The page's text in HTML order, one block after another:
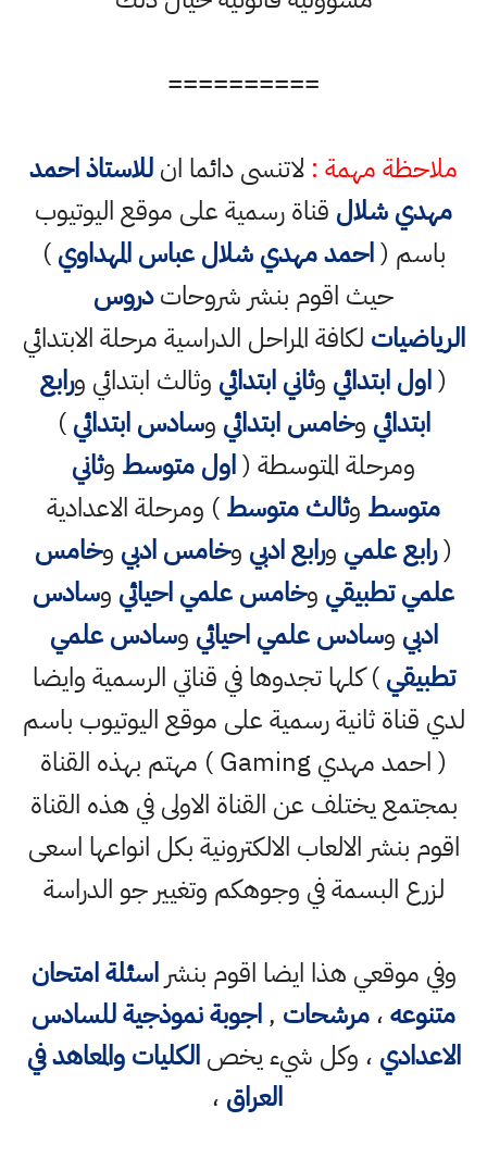
==========
ملاحظة مهمة : لاتنسى دائما انللاستاذ احمد
مهدي شلال قناة رسمية على موقع اليوتيوب
باسم (احمد مهدي شلال عباس المهداوي)
حيث اقوم بنشر شروحاتدروس
الرياضيات لكافة المراحل الدراسية مرحلة الابتدائي
(اول ابتدائي وثاني ابتدائي وثالث ابتدائي ورابع
ابتدائي وخامس ابتدائي وسادس ابتدائي)
ومرحلة المتوسطة (اول متوسط وثاني
متوسط وثالث متوسط) ومرحلة الاعدادية
(رابع علمي ورابع ادبي وخامس ادبي وخامس
علمي تطبيقي وخامس علمي احيائي وسادس
ادبي وسادس علمي احيائي وسادس علمي
تطبيقي) كلها تجدوها في قناتي الرسمية وايضا
لدي قناة ثانية رسمية على موقع اليوتيوب باسم
( احمد مهدي Gaming ) مهتم بهذه القناة
بمجتمع يختلف عن القناة الاولى في هذه القناة
اقوم بنشر الالعاب الالكترونية بكل انواعها اسعى
لزرع البسمة في وجوهكم وتغيير جو الدراسة
وفي موقعي هذا ايضا اقوم بنشراسئلة امتحان
متنوعه،مرشحات ,اجوبة نموذجية للسادس
الاعدادي ، وكل شيء يخصالكليات والمعاهد في
العراق ،